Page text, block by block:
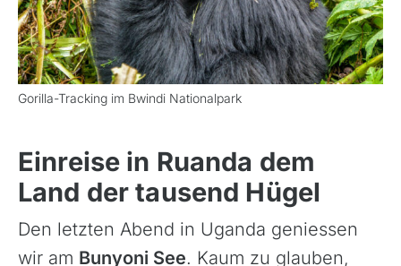
Gorilla-Tracking im Bwindi Nationalpark
Einreise in Ruanda dem
Land der tausend Hügel
Den letzten Abend in Uganda geniessen
wir am Bunyoni See. Kaum zu glauben,